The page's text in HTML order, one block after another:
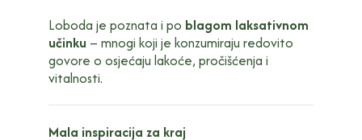
Loboda je poznata i po blagom laksativnom
učinku – mnogi koji je konzumiraju redovito
govore o osjećaju lakoće, pročišćenja i
vitalnosti.
Mala inspiracija za kraj